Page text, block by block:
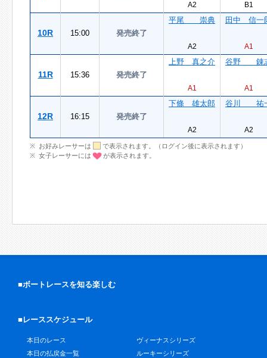
A2 B1
10R 15:00 発売終了
平尾 崇典
A2
田中 信一
A1
11R 15:36 発売終了
上野 真之介
A1
谷野 錬
A1
12R 16:15 発売終了
下條 雄太郎
A2
谷川 祐
A2
お好みレーサーは
で表示されます。（ログイン後に表示されます）
女子レーサーには
が表示されます。
■ボートレースを知る楽しむ
■レーススケジュール
本日のレース
本日の払戻金一覧
ヴィーナスシリーズ
ルーキーシリーズ